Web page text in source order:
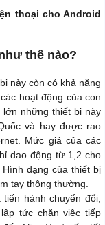
thoại cho Android
thế nào?
này còn có khả năng
hoạt động của con
những thiết bị này
và hay được rao
Mức giá của các
dao động từ 1,2 cho
dạng của thiết bị
tay thông thường.
hành chuyển đổi,
tức chặn việc tiếp